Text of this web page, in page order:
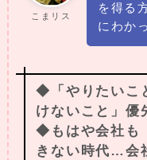
こまリス
を得る
にわか
◆「やりたいこ
けないこと」優
◆もはや会社も
きない時代…会